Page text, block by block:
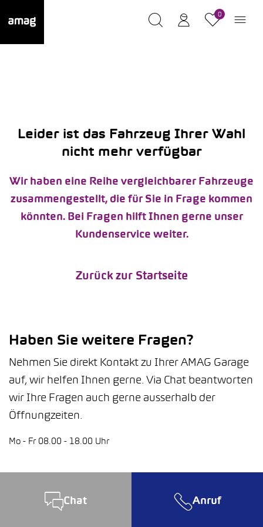
0
Leider ist das Fahrzeug Ihrer Wahl
nicht mehr verfügbar
Wir haben eine Reihe vergleichbarer Fahrzeuge
zusammengestellt, die für Sie in Frage kommen
könnten. Bei Fragen hilft Ihnen gerne unser
Kundenservice weiter.
Zurück zur Startseite
Haben Sie weitere Fragen?
Nehmen Sie direkt Kontakt zu Ihrer AMAG Garage
auf, wir helfen Ihnen gerne. Via Chat beantworten
wir Ihre Fragen auch gerne ausserhalb der
Öffnungzeiten.
Mo - Fr 08.00 - 18.00 Uhr
Chat Anruf